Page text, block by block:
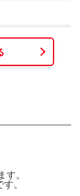
す。
。